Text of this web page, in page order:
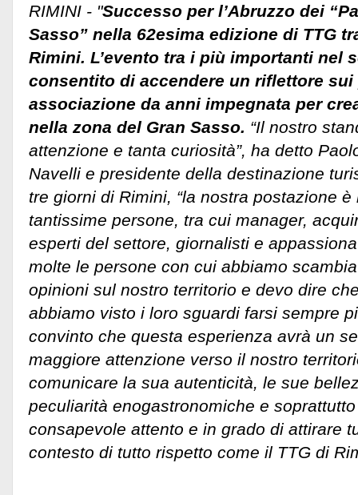
RIMINI - "Successo per l’Abruzzo dei
Sasso” nella 62esima edizione di TTG
Rimini. L’evento tra i più importanti nel
consentito di accendere un riflettore sui
associazione da anni impegnata per
nella zona del Gran Sasso. “Il nostro
attenzione e tanta curiosità”, ha detto
Navelli e presidente della destinazione
tre giorni di Rimini, “la nostra postazione
tantissime persone, tra cui manager,
esperti del settore, giornalisti e
molte le persone con cui abbiamo
opinioni sul nostro territorio e devo dire
abbiamo visto i loro sguardi farsi sempre
convinto che questa esperienza avrà un
maggiore attenzione verso il nostro
comunicare la sua autenticità, le sue
peculiarità enogastronomiche e
consapevole attento e in grado di attirare
contesto di tutto rispetto come il TTG di